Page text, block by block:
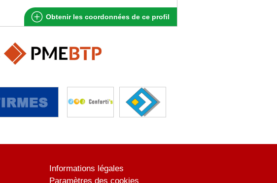
Obtenir les coordonnées de ce profil
Informations légales
Paramètres des cookies